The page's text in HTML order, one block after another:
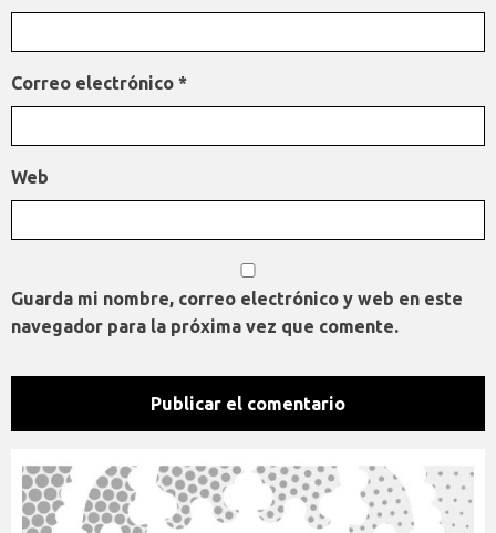
Correo electrónico *
Web
Guarda mi nombre, correo electrónico y web en este
navegador para la próxima vez que comente.